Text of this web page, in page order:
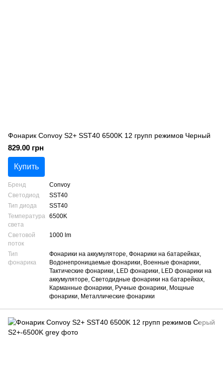
Фонарик Convoy S2+ SST40 6500K 12 групп режимов Черный
829.00 грн
Купить
Бренд
Convoy
Светодиод
SST40
Тип диода
SST40
Температура
света
6500K
Световой
поток
1000 lm
Тип
фонарика
Фонарики на аккумуляторе, Фонарики на батарейках,
Водонепроницаемые фонарики, Военные фонарики,
Тактические фонарики, LED фонарики, LED фонарики на
аккумуляторе, Светодидные фонарики на батарейках,
Карманные фонарики, Ручные фонарики, Мощные
фонарики, Металлические фонарики